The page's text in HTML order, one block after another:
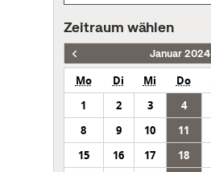
Zeitraum wählen
Januar 2024
Mo Di Mi Do
1
2 3 4
8
9 10 11
15
16 17 18